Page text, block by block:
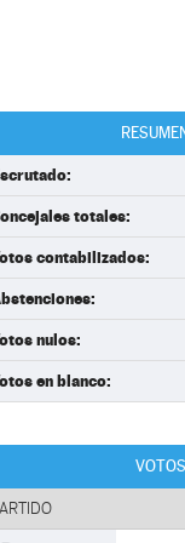
totales:
contabilizados:
nulos:
en blanco: